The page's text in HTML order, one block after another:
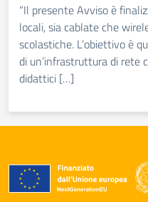
“Il presente Avviso è
locali, sia cablate che
scolastiche. L’obiettivo è
di un’infrastruttura di rete
didattici […]